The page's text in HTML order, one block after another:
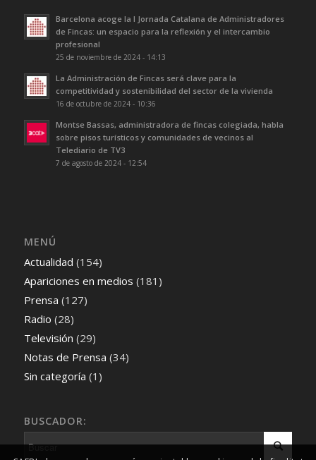
Barcelona acoge la I Jornada Catalana de Administradores
de Fincas: un espacio para la reflexión y el intercambio
profesional
25 de noviembre de 2024 - 14:13
La Administración de Fincas será clave para la
competitividad y sostenibilidad del sector de la vivienda
16 de octubre de 2024 - 10:36
Montse Bassas, administradora de fincas colegiada, habla
sobre pisos turísticos y comunidades de vecinos al
Telediario de TV3
7 de agosto de 2024 - 12:54
MENÚ
Actualidad (154)
Apariciones en medios (181)
Prensa (127)
Radio (28)
Televisión (29)
Notas de Prensa (34)
Sin categoría (1)
BUSCADOR: